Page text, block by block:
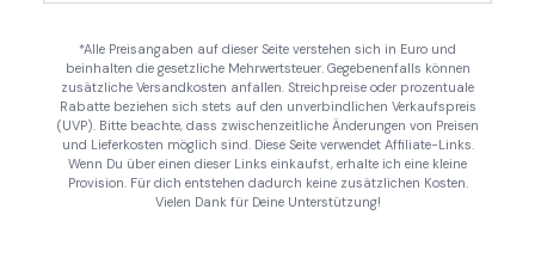
*Alle Preisangaben auf dieser Seite verstehen sich in Euro und
beinhalten die gesetzliche Mehrwertsteuer. Gegebenenfalls können
zusätzliche Versandkosten anfallen. Streichpreise oder prozentuale
Rabatte beziehen sich stets auf den unverbindlichen Verkaufspreis
(UVP). Bitte beachte, dass zwischenzeitliche Änderungen von Preisen
und Lieferkosten möglich sind. Diese Seite verwendet Affiliate-Links.
Wenn Du über einen dieser Links einkaufst, erhalte ich eine kleine
Provision. Für dich entstehen dadurch keine zusätzlichen Kosten.
Vielen Dank für Deine Unterstützung!